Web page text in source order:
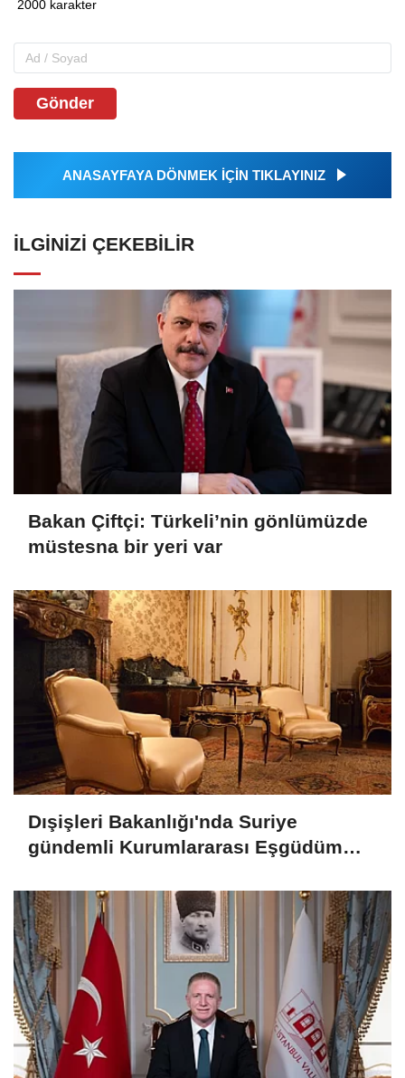
Gönder
ANASAYFAYA DÖNMEK İÇİN TIKLAYINIZ
İLGINIZI ÇEKEBILIR
Bakan Çiftçi: Türkeli’nin gönlümüzde
müstesna bir yeri var
Dışişleri Bakanlığı'nda Suriye
gündemli Kurumlararası Eşgüdüm